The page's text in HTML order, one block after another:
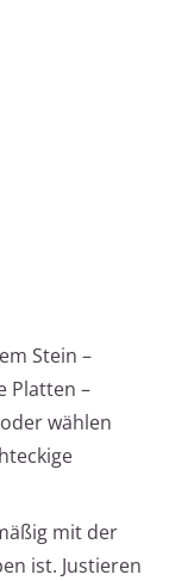
Stein –
Platten –
wählen
mit der
ist. Justieren